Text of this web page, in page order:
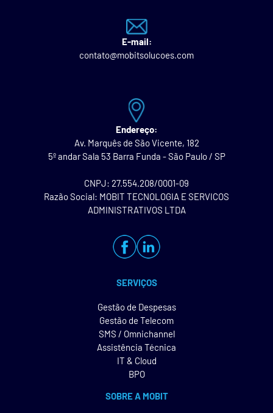
E-mail:
contato@mobitsolucoes.com
Endereço:
Av. Marquês de São Vicente, 182
5º andar Sala 53 Barra Funda - São Paulo / SP
CNPJ: 27.554.208/0001-09
Razão Social: MOBIT TECNOLOGIA E SERVICOS
ADMINISTRATIVOS LTDA
SERVIÇOS
Gestão de Despesas
Gestão de Telecom
SMS / Omnichannel
Assistência Técnica
IT & Cloud
BPO
SOBRE A MOBIT